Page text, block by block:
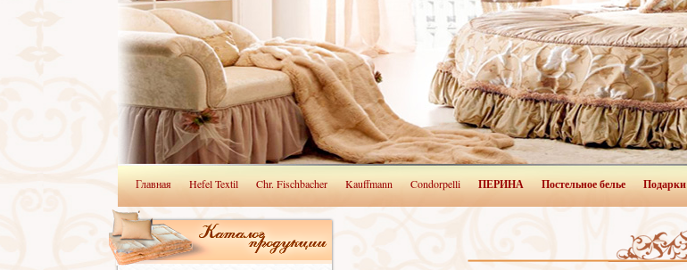
Главная Hefel Textil Chr. Fischbacher Kauffmann Condorpelli ПЕРИНА Постельное белье Подарки